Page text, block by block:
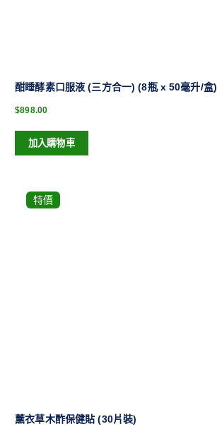
酣睡酵素口服液 (三方合一) (8瓶 x 50毫升/盒)
$898.00
加入購物車
特價
薰衣草木酢保健貼 (30片裝)